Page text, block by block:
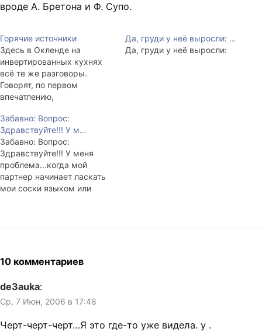
вроде А. Бретона и Ф. Супо.
Горячие источники
Здесь в Окленде на
инвертированных кухнях
всё те же разговоры.
Говорят, по первом
впечатлению,
разным сведениям от 5
секунд до 5 минут,
нормальные люди склонны
определять своё отношение
к незнакомому человеку.
Мы с Максом уж сколько
раз пытались объяснить
Да, груди у неё выросли: …
Да, груди у неё выросли:
Забавно: Вопрос:
Здравствуйте!!! У м…
Забавно: Вопрос:
Здравствуйте!!! У меня
проблема...когда мой
партнер начинает ласкать
мои соски языком или
порядке. С уважением,
Врач - гинеколог
"ЕВРОМЕДПРЕСТИЖ"
Хороший врач всегда знает
правильный ответ. Отсюда
10 комментариев
de3auka:
Ср, 7 Июн, 2006 в 17:48
Черт-черт-черт…Я это где-то уже видела. у .